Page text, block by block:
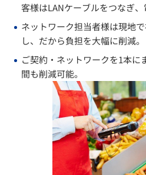
客様はLANケーブルをつなぎ、
ネットワーク担当者様は現地
し、だから負担を大幅に削減。
ご契約・ネットワークを1本に
間も削減可能。